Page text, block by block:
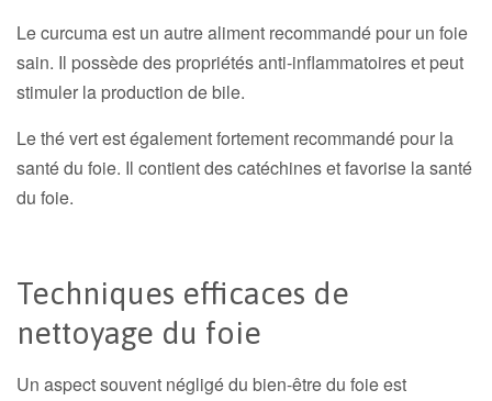
Le curcuma est un autre aliment recommandé pour un foie
sain. Il possède des propriétés anti-inflammatoires et peut
stimuler la production de bile.
Le thé vert est également fortement recommandé pour la
santé du foie. Il contient des catéchines et favorise la santé
du foie.
Techniques efficaces de
nettoyage du foie
Un aspect souvent négligé du bien-être du foie est